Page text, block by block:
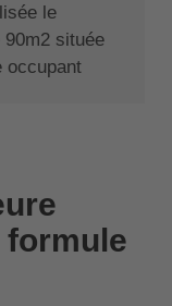
le
90m2 située
occupant